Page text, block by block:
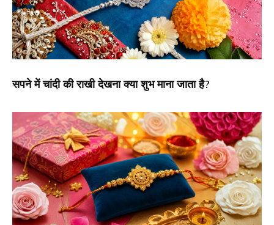
सपने में चांदी की राखी देखना क्या शुभ माना जाता है?